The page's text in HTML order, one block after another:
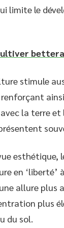
limite le
stimule
la terre et
en ‘liberté’
allure plus
plus
du sol.